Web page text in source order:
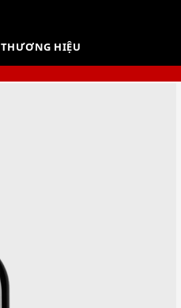
THƯƠNG HIỆU